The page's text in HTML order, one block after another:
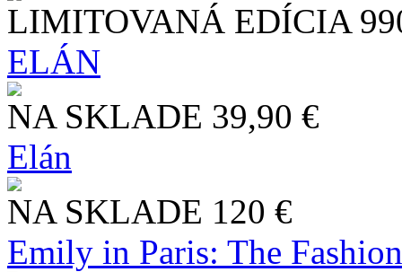
LIMITOVANÁ EDÍCIA
ELÁN
NA SKLADE 39,90 €
Elán
NA SKLADE 120 €
Emily in Paris: The